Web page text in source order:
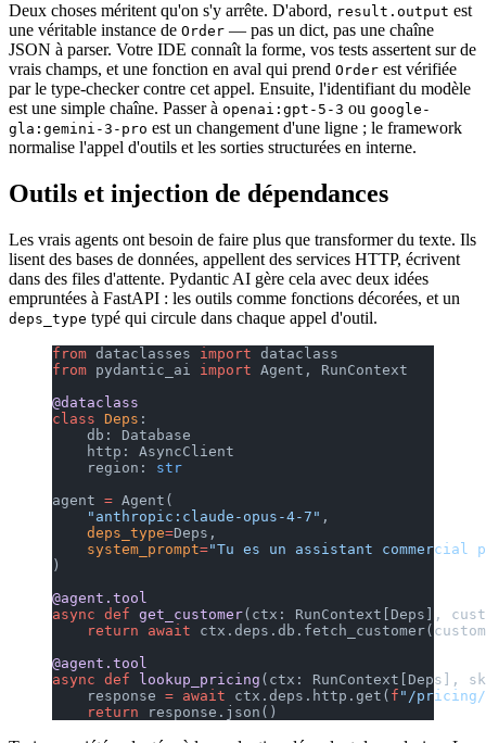
Deux choses méritent qu'on s'y arrête. D'abord, result.output est
une véritable instance de Order — pas un dict, pas une chaîne
JSON à parser. Votre IDE connaît la forme, vos tests assertent sur de
vrais champs, et une fonction en aval qui prend Order est vérifiée
par le type-checker contre cet appel. Ensuite, l'identifiant du modèle
est une simple chaîne. Passer à openai:gpt-5-3 ou google-
gla:gemini-3-pro est un changement d'une ligne ; le framework
normalise l'appel d'outils et les sorties structurées en interne.
Outils et injection de dépendances
Les vrais agents ont besoin de faire plus que transformer du texte. Ils
lisent des bases de données, appellent des services HTTP, écrivent
dans des files d'attente. Pydantic AI gère cela avec deux idées
empruntées à FastAPI : les outils comme fonctions décorées, et un
deps_type typé qui circule dans chaque appel d'outil.
from dataclasses import dataclass
from pydantic_ai import Agent, RunContext
@dataclass
class Deps :
    db: Database
    http: AsyncClient
    region:
str
agent = Agent(
    "anthropic:claude-opus-4-7"
,
    deps_type
=Deps,
    system_prompt
="Tu es un assistant commercial
)
@agent.tool
async def get_customer(ctx: RunContext[Deps],
    return
await
@agent.tool
async def lookup_pricing (ctx: RunContext[Deps],
    response
= await ctx.deps.http.get( f "/pricing/
    return
response.json()